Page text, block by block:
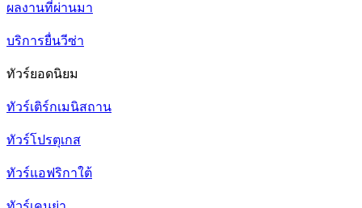
ผลงานที่ผ่านมา
บริการยื่นวีซ่า
ทัวร์ยอดนิยม
ทัวร์เติร์กเมนิสถาน
ทัวร์โปรตุเกส
ทัวร์แอฟริกาใต้